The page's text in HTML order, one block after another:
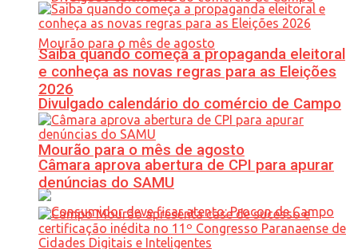
Divulgado calendário do comércio de Campo
Mourão para o mês de agosto
Saiba quando começa a propaganda eleitoral
e conheça as novas regras para as Eleições
2026
Câmara aprova abertura de CPI para apurar
denúncias do SAMU